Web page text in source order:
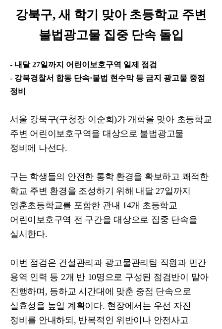
강북구, 새 학기 맞아 초등학교 주변
불법광고물 집중 단속 돌입
- 내달27일까지 어린이보호구역 일제 점검
- 강북경찰서 합동 단속·불법 현수막 등 금지 광고물 중점
정비
서울 강북구(구청장 이순희)가 개학을 맞아 초등학교
주변 어린이보호구역을 대상으로 불법광고물
정비에 나선다.
구는 학생들의 안전한 통학 환경을 확보하고 쾌적한
학교 주변 환경을 조성하기 위해 내달27일까지
영훈초등학교를 포함한 관내 14개 초등학교
어린이보호구역 전 구간을 대상으로 집중 단속을
실시한다.
이번 점검은 건설관리과 광고물관리팀 직원과 민간
용역 인력 등 2개 반 10명으로 구성된 점검반이 맡아
진행하며 , 등하교 시간대에 맞춘 중점 단속으로
실효성을 높일 계획이다. 현장에서는 우선 자진
정비를 안내하되 , 반복적인 위반이나 안전사고